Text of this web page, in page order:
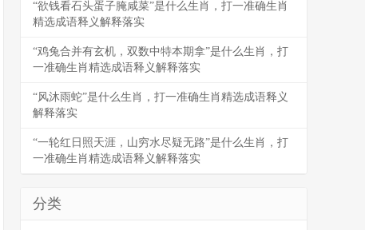
“欲钱看石头蛋子腌咸菜”是什么生肖，打一准确生肖
精选成语释义解释落实
“鸡兔合并有玄机，双数中特本期拿”是什么生肖，打
一准确生肖精选成语释义解释落实
“风沐雨蛇”是什么生肖，打一准确生肖精选成语释义
解释落实
“一轮红日照天涯，山穷水尽疑无路”是什么生肖，打
一准确生肖精选成语释义解释落实
分类